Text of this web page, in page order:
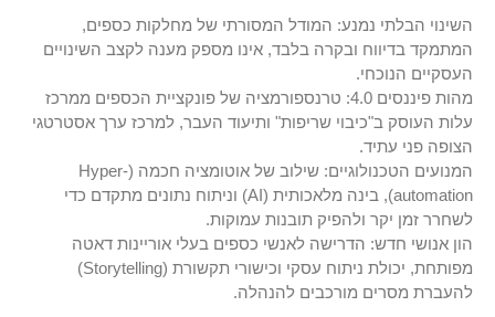
השינוי הבלתי נמנע: המודל המסורתי של מחלקות כספים,
המתמקד בדיווח ובקרה בלבד, אינו מספק מענה לקצב השינויים
העסקיים הנוכחי.
מהות פיננסים 4.0: טרנספורמציה של פונקציית הכספים ממרכז
עלות העוסק ב"כיבוי שריפות" ותיעוד העבר, למרכז ערך אסטרטגי
הצופה פני עתיד.
המנועים הטכנולוגיים: שילוב של אוטומציה חכמה (Hyper-
automation), בינה מלאכותית (AI) וניתוח נתונים מתקדם כדי
לשחרר זמן יקר ולהפיק תובנות עמוקות.
הון אנושי חדש: הדרישה לאנשי כספים בעלי אוריינות דאטה
מפותחת, יכולת ניתוח עסקי וכישורי תקשורת (Storytelling)
להעברת מסרים מורכבים להנהלה.